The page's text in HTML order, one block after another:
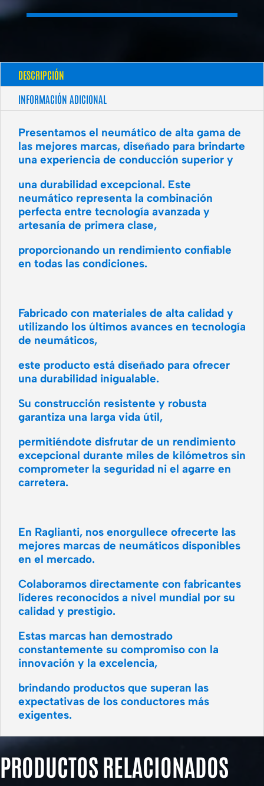
DESCRIPCIÓN
INFORMACIÓN ADICIONAL
Presentamos el neumático de alta gama de
las mejores marcas, diseñado para brindarte
una experiencia de conducción superior y
una durabilidad excepcional. Este
neumático representa la combinación
perfecta entre tecnología avanzada y
artesanía de primera clase,
proporcionando un rendimiento confiable
en todas las condiciones.
Fabricado con materiales de alta calidad y
utilizando los últimos avances en tecnología
de neumáticos,
este producto está diseñado para ofrecer
una durabilidad inigualable.
Su construcción resistente y robusta
garantiza una larga vida útil,
permitiéndote disfrutar de un rendimiento
excepcional durante miles de kilómetros sin
comprometer la seguridad ni el agarre en
carretera.
En Raglianti, nos enorgullece ofrecerte las
mejores marcas de neumáticos disponibles
en el mercado.
Colaboramos directamente con fabricantes
líderes reconocidos a nivel mundial por su
calidad y prestigio.
Estas marcas han demostrado
constantemente su compromiso con la
innovación y la excelencia,
brindando productos que superan las
expectativas de los conductores más
exigentes.
PRODUCTOS RELACIONADOS